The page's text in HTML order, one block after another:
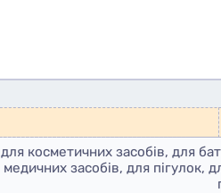
для косметичних засобів, для
медичних засобів, для пігулок,